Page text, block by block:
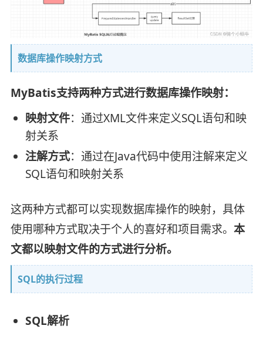
数据库操作映射方式
MyBatis支持两种方式进行数据库操作映射：
映射文件：通过XML文件来定义SQL语句和映
射关系
注解方式：通过在Java代码中使用注解来定义
SQL语句和映射关系
这两种方式都可以实现数据库操作的映射，具体
使用哪种方式取决于个人的喜好和项目需求。 本
文都以映射文件的方式进行分析。
SQL的执行过程
SQL解析